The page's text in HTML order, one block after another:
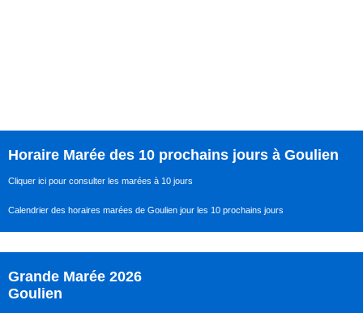
Horaire Marée des 10 prochains jours à Goulien
Cliquer ici pour consulter les marées à 10 jours
Calendrier des horaires marées de Goulien jour les 10 prochains jours
Grande Marée 2026
Goulien